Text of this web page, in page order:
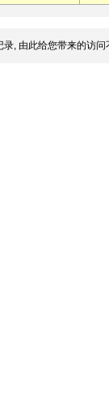
, 由此给您带来的访问